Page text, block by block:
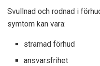
Svullnad och rodnad i
symtom kan vara:
stramad förhud
ansvarsfrihet